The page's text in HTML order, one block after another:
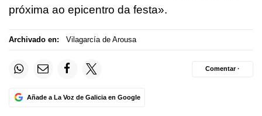
próxima ao epicentro da festa».
Archivado en: Vilagarcía de Arousa
Añade a La Voz de Galicia en Google
Comentar ·